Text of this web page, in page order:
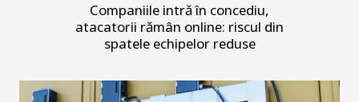
Companiile intră în concediu,
atacatorii rămân online: riscul din
spatele echipelor reduse